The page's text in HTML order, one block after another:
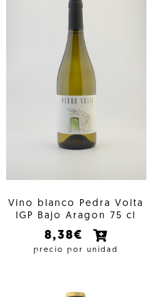
Vino blanco Pedra Volta
IGP Bajo Aragon 75 cl
8,38€
precio por unidad